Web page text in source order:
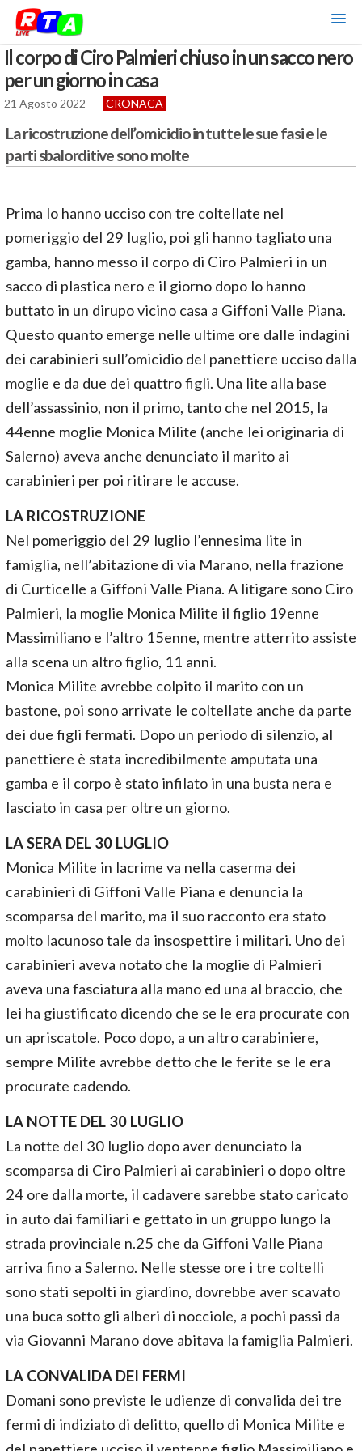
Il corpo di Ciro Palmieri chiuso in un sacco nero
per un giorno in casa
21 Agosto 2022 - CRONACA -
La ricostruzione dell’omicidio in tutte le sue fasi e le
parti sbalorditive sono molte
Prima lo hanno ucciso con tre coltellate nel
pomeriggio del 29 luglio, poi gli hanno tagliato una
gamba, hanno messo il corpo di Ciro Palmieri in un
sacco di plastica nero e il giorno dopo lo hanno
buttato in un dirupo vicino casa a Giffoni Valle Piana.
Questo quanto emerge nelle ultime ore dalle indagini
dei carabinieri sull’omicidio del panettiere ucciso dalla
moglie e da due dei quattro figli. Una lite alla base
dell’assassinio, non il primo, tanto che nel 2015, la
44enne moglie Monica Milite (anche lei originaria di
Salerno) aveva anche denunciato il marito ai
carabinieri per poi ritirare le accuse.
LA RICOSTRUZIONE
Nel pomeriggio del 29 luglio l’ennesima lite in
famiglia, nell’abitazione di via Marano, nella frazione
di Curticelle a Giffoni Valle Piana. A litigare sono Ciro
Palmieri, la moglie Monica Milite il figlio 19enne
Massimiliano e l’altro 15enne, mentre atterrito assiste
alla scena un altro figlio, 11 anni.
Monica Milite avrebbe colpito il marito con un
bastone, poi sono arrivate le coltellate anche da parte
dei due figli fermati. Dopo un periodo di silenzio, al
panettiere è stata incredibilmente amputata una
gamba e il corpo è stato infilato in una busta nera e
lasciato in casa per oltre un giorno.
LA SERA DEL 30 LUGLIO
Monica Milite in lacrime va nella caserma dei
carabinieri di Giffoni Valle Piana e denuncia la
scomparsa del marito, ma il suo racconto era stato
molto lacunoso tale da insospettire i militari. Uno dei
carabinieri aveva notato che la moglie di Palmieri
aveva una fasciatura alla mano ed una al braccio, che
lei ha giustificato dicendo che se le era procurate con
un apriscatole. Poco dopo, a un altro carabiniere,
sempre Milite avrebbe detto che le ferite se le era
procurate cadendo.
LA NOTTE DEL 30 LUGLIO
La notte del 30 luglio dopo aver denunciato la
scomparsa di Ciro Palmieri ai carabinieri o dopo oltre
24 ore dalla morte, il cadavere sarebbe stato caricato
in auto dai familiari e gettato in un gruppo lungo la
strada provinciale n.25 che da Giffoni Valle Piana
arriva fino a Salerno. Nelle stesse ore i tre coltelli
sono stati sepolti in giardino, dovrebbe aver scavato
una buca sotto gli alberi di nocciole, a pochi passi da
via Giovanni Marano dove abitava la famiglia Palmieri.
LA CONVALIDA DEI FERMI
Domani sono previste le udienze di convalida dei tre
fermi di indiziato di delitto, quello di Monica Milite e